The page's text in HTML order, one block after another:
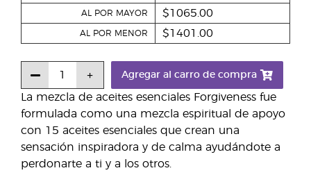
La mezcla de aceites esenciales Forgiveness fue
formulada como una mezcla espiritual de apoyo
con 15 aceites esenciales que crean una
sensación inspiradora y de calma ayudándote a
perdonarte a ti y a los otros.
AL POR MAYOR $1065.00
AL POR MENOR $1401.00
Agregar al carro de compra